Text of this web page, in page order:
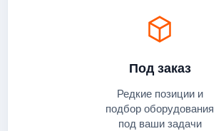
Под заказ
Редкие позиции и
подбор оборудования
под ваши задачи